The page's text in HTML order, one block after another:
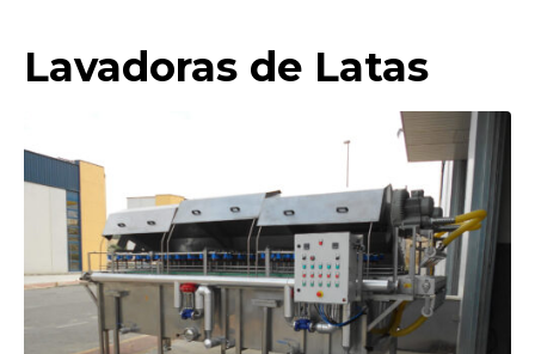
Lavadoras de Latas